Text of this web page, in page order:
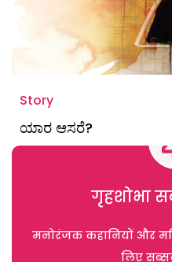
Story
ಯಾರ ಆಸರೆ?
गृहशोभा
मनोरंजक कहानियों और
लिए